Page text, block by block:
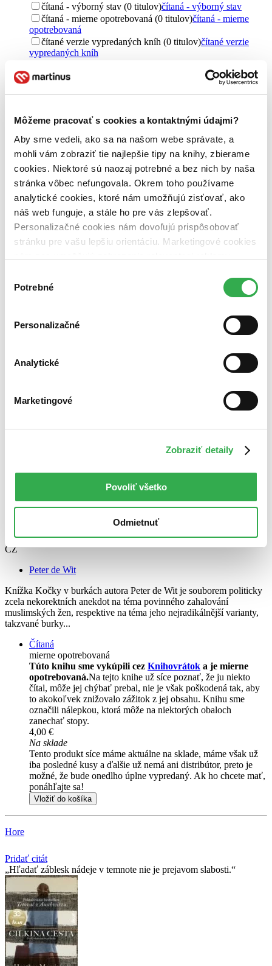
Môžeme pracovať s cookies a kontaktnými údajmi?
Aby sme vedeli, ako sa na našom webe správate, a
mohli vám zobraziť tie najlepšie tipy na knihy, zbierame
cookies. Niektoré sú naozaj potrebné a bez nich by naša
stránka vôbec nefungovala. Okrem toho používame
analytické cookies, ktoré nám umožňujú zisťovať, ako
náš web funguje, a stále ho pre vás zlepšovať.
Personalizačné cookies nám dovoľujú prispôsobovať
stránku pre vašu lepšiu orientáciu. Marketingové cookies
nám pomohlo, keby sme mohli používať všetky tieto
súhlasu
Potrebné
Personalizačné
Analytické
Marketingové
Zobraziť detaily
Povoliť všetko
Odmietnuť
čítaná - výborný stav (0 titulov)čítaná - výborný stav
čítaná - mierne opotrebovaná (0 titulov)čítaná - mierne
opotrebovaná
čítané verzie vypredaných kníh (0 titulov)čítané verzie
vypredaných kníh
Jazyk
politika (2 tituly)politika2
satira (2 tituly)
Vydavateľstvo
Paseka (2 tituly) Paseka2
pevná väzba (2 tituly)pevná väzba2
Zúžiť výber
Zoradiť
Top hodnotené
Novinky
Najvyššia zľava
Použité filtre
Zrušiť filtre
Kočky v burkách
CZ
Peter de Wit
Knížka Kočky v burkách autora Peter de Wit je souborem politicky
zcela nekorektních anekdot na téma povinného zahalování
muslimských žen, respektive na téma jeho nejradikálnější varianty,
takzvané burky...
Čítaná
mierne opotrebovaná
Túto knihu sme vykúpili cez Knihovrátok a je mierne
opotrebovaná.Na tejto knihe už síce poznať, že ju niekto
čítal, môže jej chýbať prebal, nie je však poškodená tak, aby
to akokoľvek znižovalo zážitok z jej obsahu. Knihu sme
označili nálepkou, ktorá môže na niektorých obaloch
zanechať stopy.
4,00 €
Na sklade
Tento produkt síce máme aktuálne na sklade, máme však už
iba posledné kusy a ďalšie už nemá ani distribútor, preto je
možné, že bude onedlho úplne vypredaný. Ak ho chcete mať,
ponáhľajte sa!
Vložiť do košíka
Hore
Pridať citát
Hľadať záblesk nádeje v temnote nie je prejavom slabosti.